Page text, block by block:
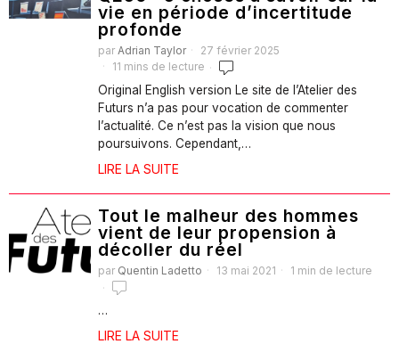
vie en période d’incertitude
profonde
par Adrian Taylor
27 février 2025
11 mins de lecture
Original English version Le site de l’Atelier des
Futurs n’a pas pour vocation de commenter
l’actualité. Ce n’est pas la vision que nous
poursuivons. Cependant,…
LIRE LA SUITE
Tout le malheur des hommes
vient de leur propension à
décoller du réel
par Quentin Ladetto 13 mai 2021 1 min de lecture
…
LIRE LA SUITE